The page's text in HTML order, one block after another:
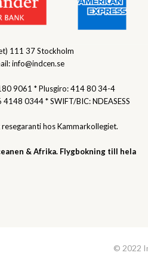
111 37 Stockholm
info@indcen.se
9061 * Plusgiro: 414 80 34-4
0344 * SWIFT/BIC: NDEASESS
hos Kammarkollegiet.
& Afrika. Flygbokning till hela
© 2022